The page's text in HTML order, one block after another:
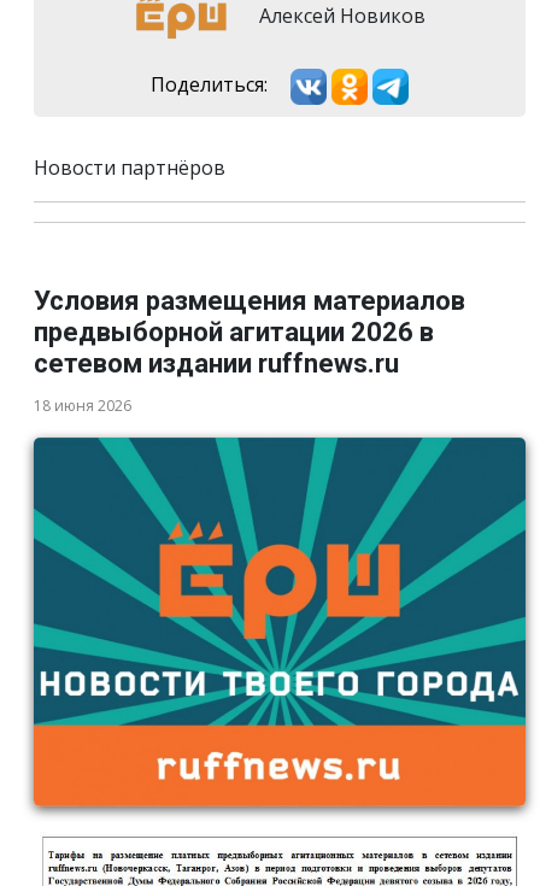
Алексей Новиков
Поделиться:
Новости партнёров
Условия размещения материалов
предвыборной агитации 2026 в
сетевом издании ruffnews.ru
18 июня 2026